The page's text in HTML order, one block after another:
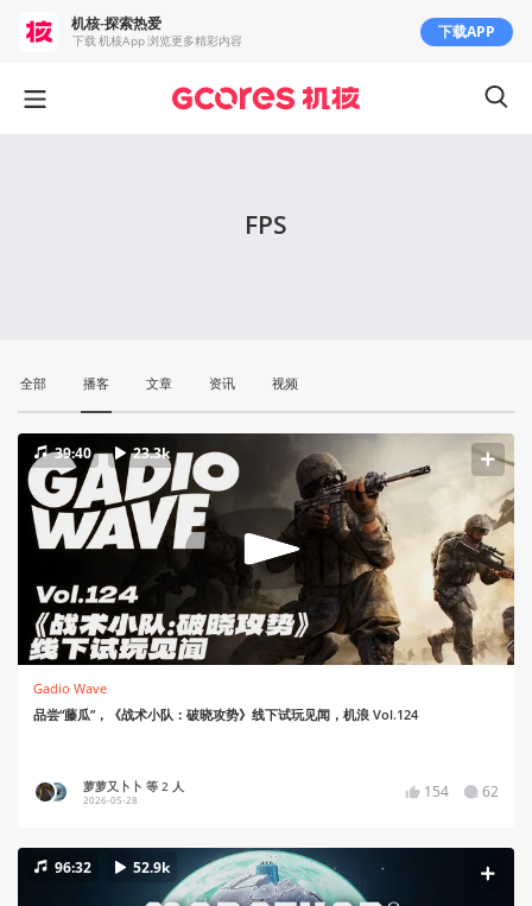
FPS
全部 播客 文章 资讯 视频
39:40 23.3k
Gadio Wave
品尝“藤瓜”，《战术小队：破晓攻势》线下试玩见闻，机浪 Vol.124
萝萝又卜卜 等 2 人
2026-05-28 154 62
96:32 52.9k
机核-探索热爱
下载 机核App 浏览更多精彩内容 下载APP